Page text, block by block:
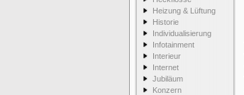
Heizung & Lüftung
Historie
Individualisierung
Infotainment
Interieur
Internet
Jubiläum
Konzern